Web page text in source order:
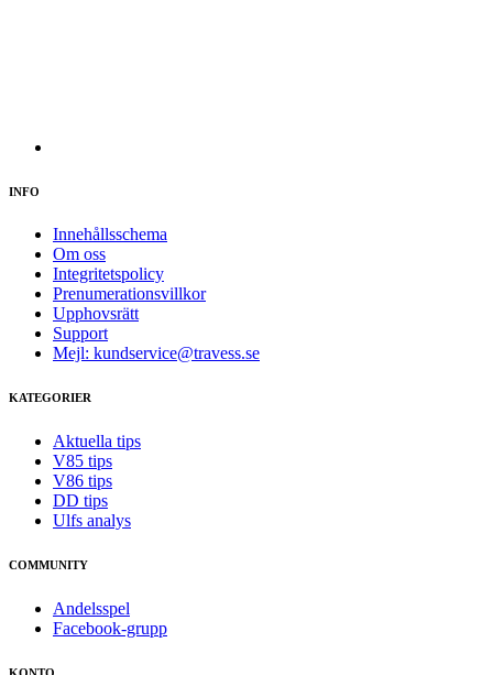
INFO
Innehållsschema
Om oss
Integritetspolicy
Prenumerationsvillkor
Upphovsrätt
Support
Mejl: kundservice@travess.se
KATEGORIER
Aktuella tips
V85 tips
V86 tips
DD tips
Ulfs analys
COMMUNITY
Andelsspel
Facebook-grupp